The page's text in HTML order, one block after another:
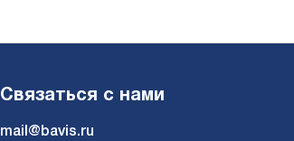
Связаться с нами
mail@bavis.ru